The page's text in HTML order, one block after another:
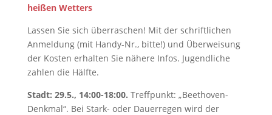
heißen Wetters
Lassen Sie sich überraschen! Mit der schriftlichen
Anmeldung (mit Handy-Nr., bitte!) und Überweisung
der Kosten erhalten Sie nähere Infos. Jugendliche
zahlen die Hälfte.
Stadt: 29.5., 14:00-18:00. Treffpunkt: „Beethoven-
Denkmal“. Bei Stark- oder Dauerregen wird der